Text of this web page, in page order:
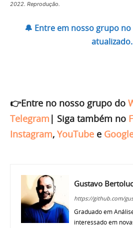
2022. Reprodução.
🔔 Entre em nosso grupo
atualizado.
👉Entre no nosso grupo do
Telegram | Siga também no
Instagram, YouTube e
Gustavo
https://github.com/
Graduado em
interessado em